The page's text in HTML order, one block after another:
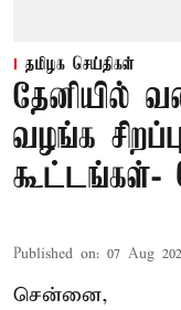
தமிழக செய்திகள்
தேனியில்
வழங்க
கூட்டங்கள்-
Published on: 07 Aug
சென்னை,